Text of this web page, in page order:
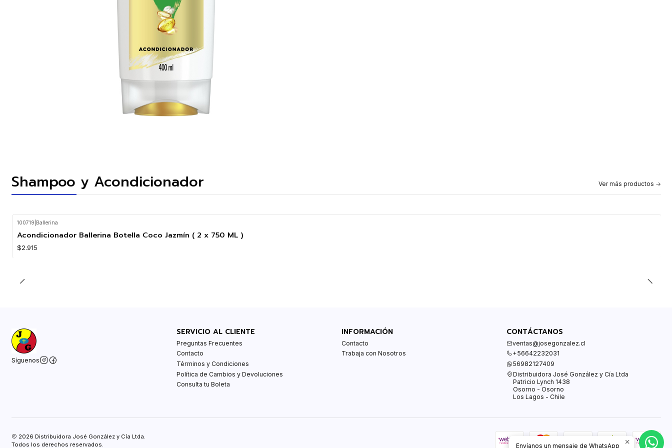
Shampoo y Acondicionador Ver más productos
100719 Ballerina
Acondicionador Ballerina Botella Coco Jazmín ( 2 x 750 ML )
$2.915
Síguenos
SERVICIO AL CLIENTE
Preguntas Frecuentes
Contacto
Términos y Condiciones
Política de Cambios y Devoluciones
Consulta tu Boleta
INFORMACIÓN
Contacto
Trabaja con Nosotros
CONTÁCTANOS
ventas@josegonzalez.cl
+56642232031
56982127409
Distribuidora José González y Cía Ltda
Patricio Lynch 1438
Osorno - Osorno
Los Lagos - Chile
2026 Distribuidora José González y Cía Ltda.
Todos los derechos reservados.
Envíanos un mensaje de WhatsApp